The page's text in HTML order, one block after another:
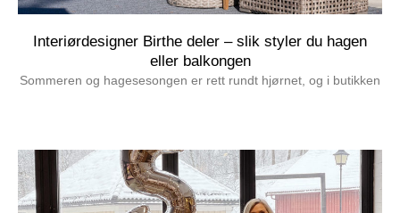
Interiørdesigner Birthe deler – slik styler du hagen
eller balkongen
Sommeren og hagesesongen er rett rundt hjørnet, og i butikken